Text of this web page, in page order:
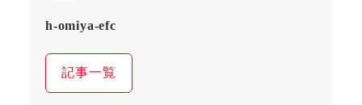
h-omiya-efc
記事一覧